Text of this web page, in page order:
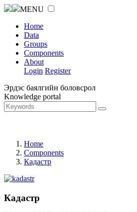
MENU
Home
Data
Groups
Components
About
Login Register
Эрдэс баялгийн боловсрол
Knowledge portal
Home
Components
Кадастр
Кадастр